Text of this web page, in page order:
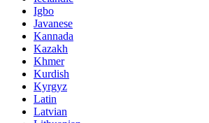
Igbo
Javanese
Kannada
Kazakh
Khmer
Kurdish
Kyrgyz
Latin
Latvian